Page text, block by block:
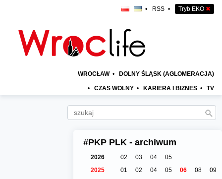
• RSS • Tryb EKO ✖
WROCŁAW • DOLNY ŚLĄSK (AGLOMERACJA)
• CZAS WOLNY • KARIERA I BIZNES • TV
#PKP PLK - archiwum
2026 02 03 04
05
2025
01 02 04 05 06 08
09